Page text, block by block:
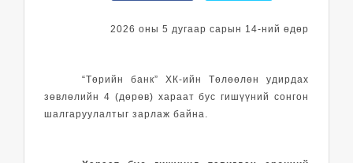
2026 оны 5 дугаар сарын 14-ний өдөр
“Төрийн банк” ХК-ийн Төлөөлөн удирдах
зөвлөлийн 4 (дөрөв) хараат бус гишүүний сонгон
шалгаруулалтыг зарлаж байна.